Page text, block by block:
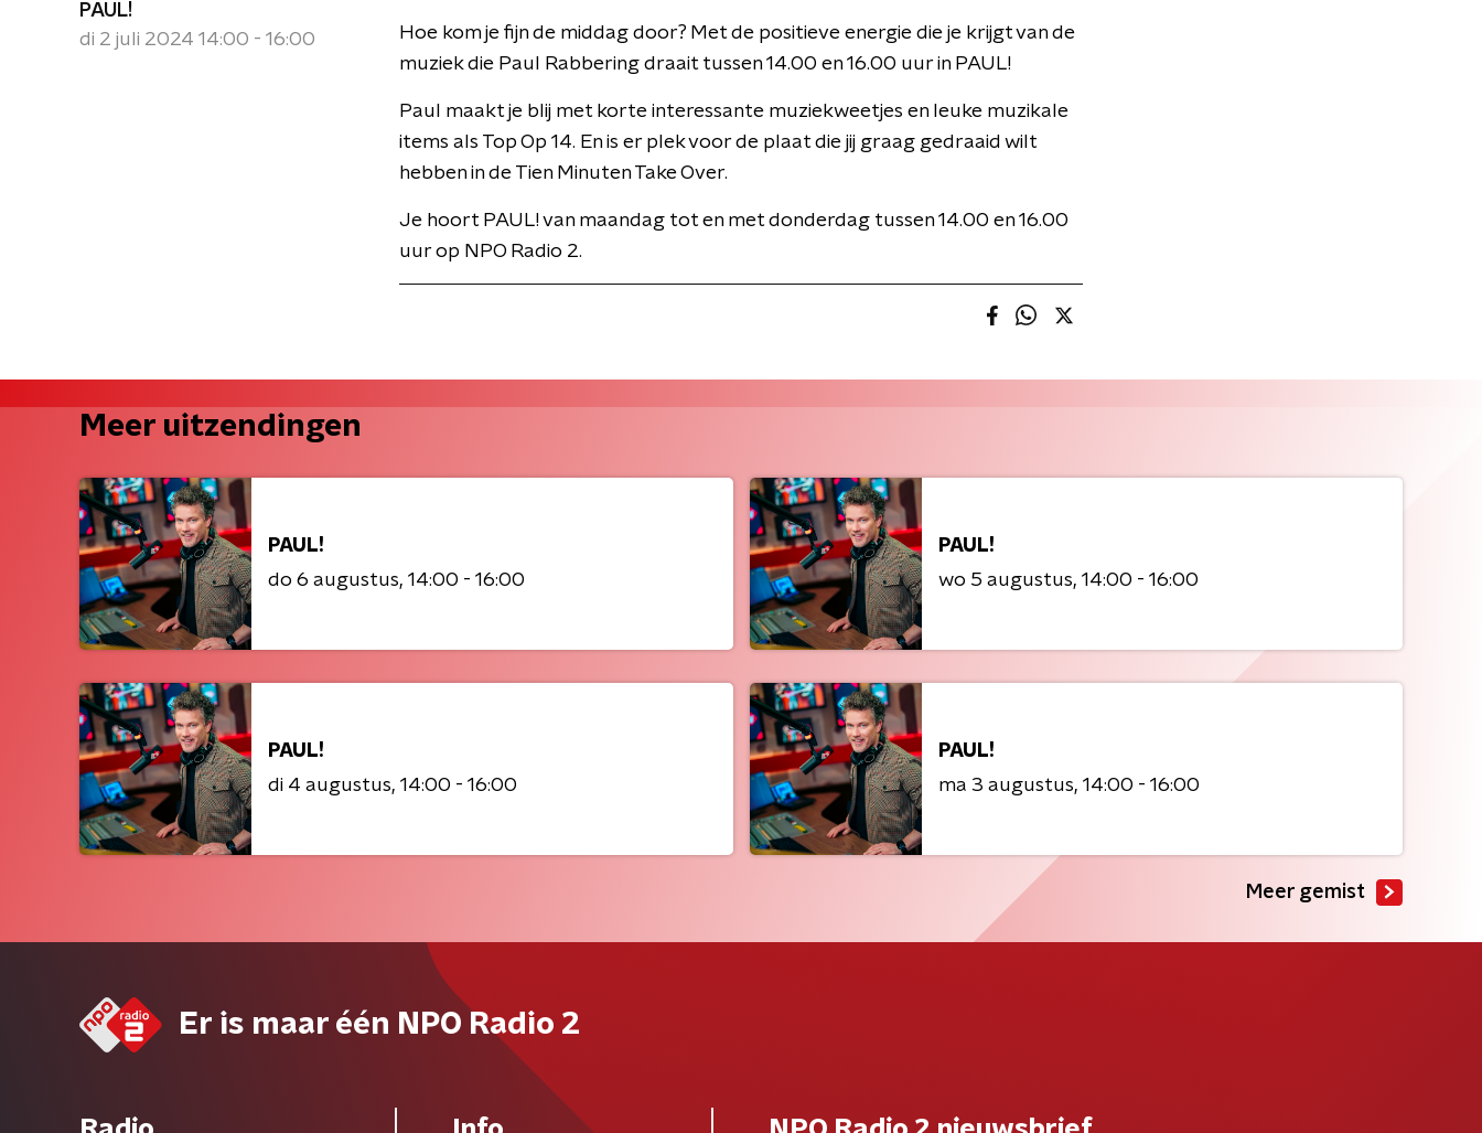
PAUL!
di 2 juli 2024 14:00 - 16:00
Hoe kom je fijn de middag door? Met de positieve energie die je krijgt van de
muziek die Paul Rabbering draait tussen 14.00 en 16.00 uur in PAUL!
Paul maakt je blij met korte interessante muziekweetjes en leuke muzikale
items als Top Op 14. En is er plek voor de plaat die jij graag gedraaid wilt
hebben in de Tien Minuten Take Over.
Je hoort PAUL! van maandag tot en met donderdag tussen 14.00 en 16.00
uur op NPO Radio 2.
Meer uitzendingen
PAUL!
do 6 augustus 14:00 - 16:00
PAUL!
wo 5 augustus 14:00 - 16:00
PAUL!
di 4 augustus 14:00 - 16:00
PAUL!
ma 3 augustus 14:00 - 16:00
Meer gemist
Er is maar één NPO Radio 2